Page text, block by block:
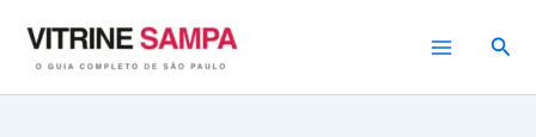
para
conteúdo